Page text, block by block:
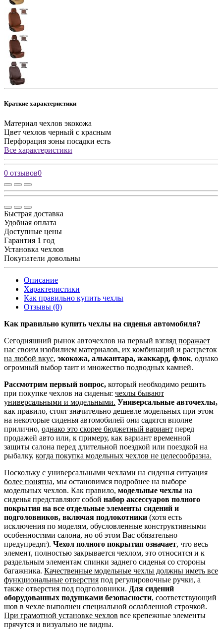
Краткие характеристики
Материал чехлов экокожа
Цвет чехлов черный с красным
Перфорация зоны посадки есть
Все характеристики
0 отзывов0
Быстрая доставка
Удобная оплата
Доступные цены
Гарантия 1 год
Установка чехлов
Покупатели довольны
Описание
Характеристики
Как правильно купить чехлы
Отзывы (0)
Как правильно купить чехлы на сиденья автомобиля?
Сегодняшний рынок авточехлов на первый взгляд поражает
нас своим изобилием материалов, их комбинаций и расцветок
на любой вкус, экокожа, алькантара, жаккард, флок, однако
огромный выбор таит и множество подводных камней.
Рассмотрим первый вопрос, который необходимо решить
при покупке чехлов на сиденья: чехлы бывают
универсальными и модельными. Универсальные авточехлы,
как правило, стоят значительно дешевле модельных при этом
на некоторые сиденья автомобилей они садятся вполне
прилично, однако это скорее бюджетный вариант перед
продажей авто или, к примеру, как вариант временной
защиты салона перед длительной поездкой или поездкой на
рыбалку, когда покупка модельных чехлов не целесообразна.
Поскольку с универсальными чехлами на сиденья ситуация
более понятна, мы остановимся подробнее на выборе
модельных чехлов. Как правило, модельные чехлы на
сиденья представляют собой набор аксессуаров полного
покрытия на все отдельные элементы сидений и
подголовников, включая подлокотники (хотя есть
исключения по моделям, обусловленные конструктивными
особенностями салона, но об этом Вас обязательно
предупредят). Чехол полного покрытия означает, что весь
элемент, полностью закрывается чехлом, это относится и к
раздельным элементам спинки заднего сиденья со стороны
багажника. Качественные модельные чехлы должны иметь все
функциональные отверстия под регулировочные ручки, а
также отверстия под подголовники. Для сидений
оборудованных подушками безопасности, соответствующий
шов в чехле выполнен специальной ослабленной строчкой.
При грамотной установке чехлов все крепежные элементы
прячутся и визуально не видны.